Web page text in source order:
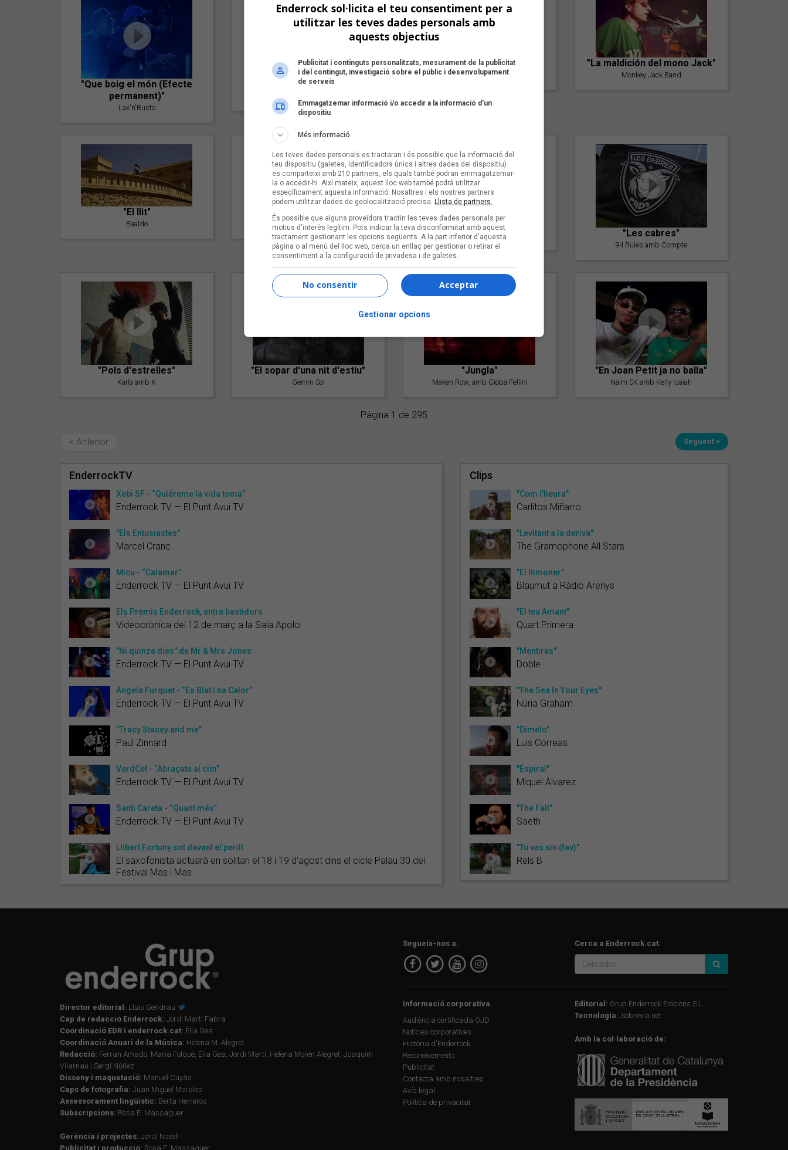
"Que boig el món (Efecte
permanent)"
Lax'n'Busto
"Amb tu"
"Postlude To A Kiss"
Goran Levi
"La maldición del mono Jack"
Monkey Jack Band
"El llit"
Baaldo
"Lo bueno y lo malo"
Carmen y María
Pep Álvarez amb Joan Muntaner
(Xanguito)
"Les cabres"
94 Rules amb Compte
"Pols d'estrelles"
Karla amb K
"El sopar d'una nit d'estiu"
Gemm Sol
"Jungla"
Maken Row, amb Gioba Fellini
"En Joan Petit ja no balla"
Naim SK amb Kelly Isaiah
Pàgina 1 de 295
< Anterior Següent >
EnderrockTV
Xebi SF - “Quiéreme la vida toma”
Enderrock TV — El Punt Avui TV
"Els Entusiastes"
Marcel Cranc
Micu - “Calamar”
Enderrock TV — El Punt Avui TV
Els Premis Enderrock, entre bastidors
Videocrònica del 12 de març a la Sala Apolo
"Ni quinze dies" de Mr & Mrs Jones
Enderrock TV — El Punt Avui TV
Àngela Furquet - “Es Blat i sa Calor”
Enderrock TV — El Punt Avui TV
"Tracy Stacey and me"
Paul Zinnard
VerdCel - “Abraçats al cim”
Enderrock TV — El Punt Avui TV
Santi Careta - “Quant més”
Enderrock TV — El Punt Avui TV
Llibert Fortuny sol davant el perill
El saxofonista actuarà en solitari el 18 i 19 d'agost dins el cicle Palau 30 del
Festival Mas i Mas
Clips
"Com l'heura"
Carlitos Miñarro
"Levitant a la deriva"
The Gramophone All Stars
"El llimoner"
Blaumut a Ràdio Arenys
"El teu Amant"
Quart Primera
"Mentiras"
Doble
"The Sea In Your Eyes"
Núria Graham
"Dímelo"
Luis Correas
"Espiral"
Miquel Àlvarez
"The Fall"
Saeth
"Tu vas sin (fav)"
Rels B
Director editorial: Lluís Gendrau
Cap de redacció Enderrock: Jordi Martí Fabra
Coordinació EDR i enderrock.cat: Èlia Gea
Coordinació Anuari de la Música: Helena M. Alegret
Redacció: Ferran Amado, Maria Folqué, Èlia Gea, Jordi Martí, Helena Morén Alegret, Joaquim
Vilarnau i Sergi Núñez
Disseny i maquetació: Manuel Cuyàs
Caps de fotografia: Juan Miguel Morales
Assessorament lingüístic: Berta Herreros
Subscripcions: Rosa E. Massaguer
Gerència i projectes: Jordi Novell
Publicitat i producció: Rosa E. Massaguer
Segueix-nos a: Cerca a Enderrock.cat:
Informació corporativa
Audiència certificada OJD
Notícies corporatives
Història d'Enderrock
Reconeixements
Publicitat
Contacta amb nosaltres
Avís legal
Política de privacitat
Editorial: Grup Enderrock Edicions S.L.
Tecnologia: Sobrevia.net
Amb la col·laboració de:
Enderrock sol·licita el teu consentiment per a
utilitzar les teves dades personals amb
aquests objectius
Publicitat i continguts personalitzats, mesurament de la publicitat
i del contingut, investigació sobre el públic i desenvolupament
de serveis
Emmagatzemar informació i/o accedir a la informació d’un
dispositiu
Més informació
Les teves dades personals es tractaran i és possible que la informació del
teu dispositiu (galetes, identificadors únics i altres dades del dispositiu)
es comparteixi amb 210 partners, els quals també podran emmagatzemar-
la o accedir-hi. Així mateix, aquest lloc web també podrà utilitzar
específicament aquesta informació. Nosaltres i els nostres partners
podem utilitzar dades de geolocalització precisa. Llista de partners.
És possible que alguns proveïdors tractin les teves dades personals per
motius d'interès legítim. Pots indicar la teva disconformitat amb aquest
tractament gestionant les opcions següents. A la part inferior d'aquesta
pàgina o al menú del lloc web, cerca un enllaç per gestionar o retirar el
consentiment a la configuració de privadesa i de galetes.
Acceptar
No consentir
Gestionar opcions